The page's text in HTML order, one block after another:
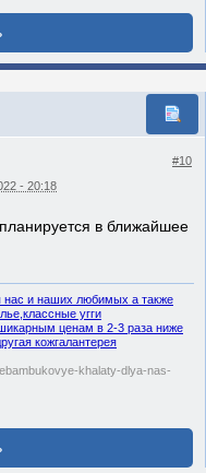
#10
- 20:18
в ближайшее
нас и наших любимых а также
угги
ценам в 2-3 раза ниже
кожгалантерея
khalaty-dlya-nas-